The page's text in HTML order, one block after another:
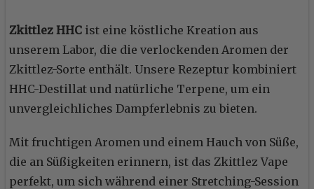
Zkittlez HHC ist eine köstliche Kreation aus
unserem Labor, die die verlockenden Aromen der
Zkittlez-Sorte enthält. Unsere Rezeptur kombiniert
HHC-Destillat und natürliche Terpene, um ein
unvergleichliches Dampferlebnis zu bieten.
Mit fruchtigen Aromen und einem Hauch von Süße,
die an Süßigkeiten erinnern, ist das Zkittlez Vape
perfekt, um sich während einer Stretching-Session